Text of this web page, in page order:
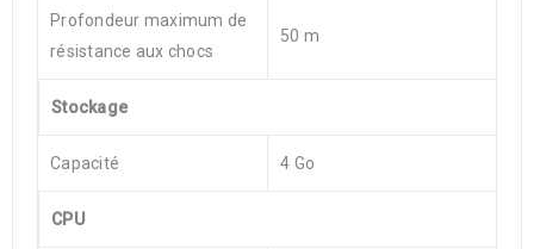
Profondeur maximum de
résistance aux chocs
50 m
Stockage
Capacité 4 Go
CPU